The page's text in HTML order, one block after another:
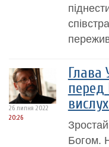
26 липня 2022
20:26
Глава
перед
Богом.